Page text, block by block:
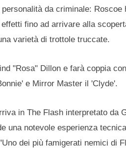
da criminale: Roscoe
fino ad arrivare alla
varietà di trottole truccate.
"Rosa" Dillon e farà coppia
e Mirror Master il 'Clyde'.
in The Flash interpretato da
una notevole esperienza
dei più famigerati nemici di